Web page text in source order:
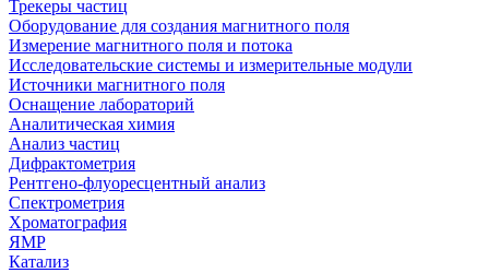
Трекеры частиц
Оборудование для создания магнитного поля
Измерение магнитного поля и потока
Исследовательские системы и измерительные модули
Источники магнитного поля
Оснащение лабораторий
Аналитическая химия
Анализ частиц
Дифрактометрия
Рентгено-флуоресцентный анализ
Спектрометрия
Хроматография
ЯМР
Катализ